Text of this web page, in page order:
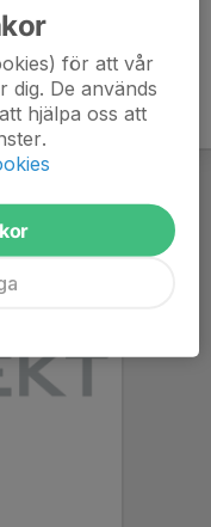
för att vår
dig. De används
hjälpa oss att